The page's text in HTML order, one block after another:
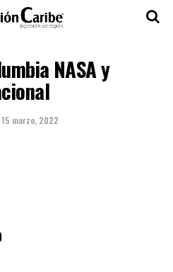
NASA y
15 marzo, 2022